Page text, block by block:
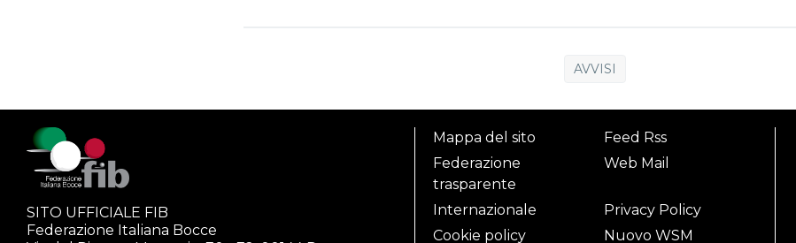
AVVISI
SITO UFFICIALE FIB
Federazione Italiana Bocce
Mappa del sito
Feed Rss
Federazione
trasparente
Web Mail
Internazionale
Privacy Policy
Cookie policy
Nuovo WSM